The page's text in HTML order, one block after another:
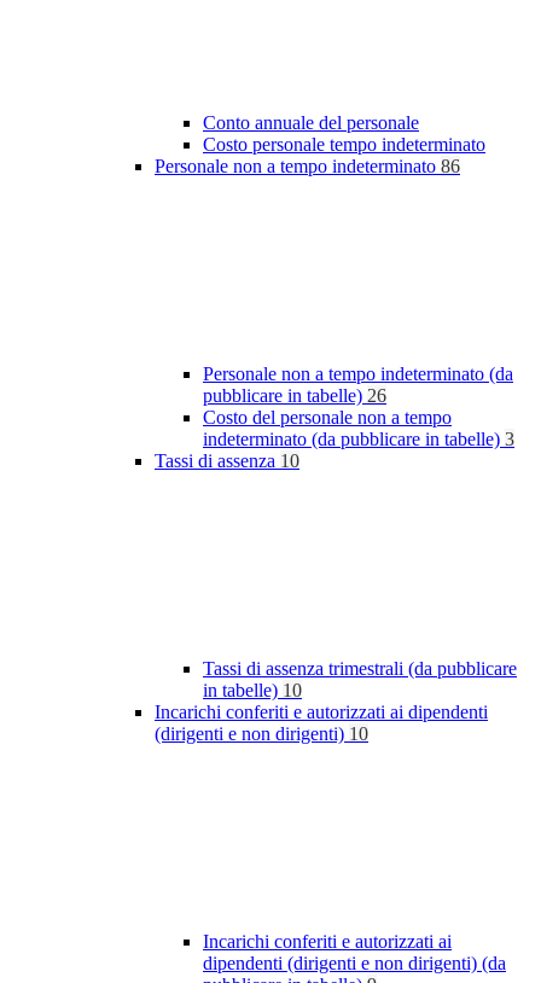
Conto annuale del personale
Costo personale tempo indeterminato
Personale non a tempo indeterminato 86
Personale non a tempo indeterminato (da
pubblicare in tabelle) 26
Costo del personale non a tempo
indeterminato (da pubblicare in tabelle) 3
Tassi di assenza 10
Tassi di assenza trimestrali (da pubblicare
in tabelle) 10
Incarichi conferiti e autorizzati ai dipendenti
(dirigenti e non dirigenti) 10
Incarichi conferiti e autorizzati ai
dipendenti (dirigenti e non dirigenti) (da